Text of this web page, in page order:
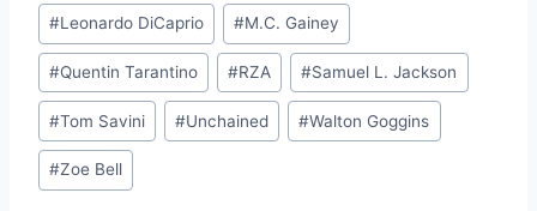
#Leonardo DiCaprio #M.C. Gainey
#Quentin Tarantino #RZA #Samuel L. Jackson
#Tom Savini #Unchained #Walton Goggins
#Zoe Bell